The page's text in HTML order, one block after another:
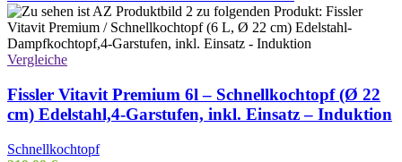
Vergleiche
Fissler Vitavit Premium 6l – Schnellkochtopf (Ø 22
cm) Edelstahl,4-Garstufen, inkl. Einsatz – Induktion
Schnellkochtopf